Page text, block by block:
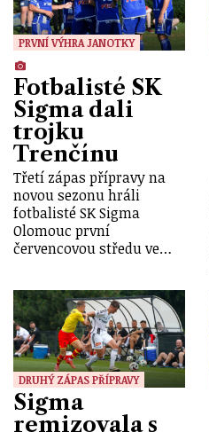
PRVNÍ VÝHRA JANOTKY
Fotbalisté SK
Sigma dali
trojku
Trenčínu
Třetí zápas přípravy na
novou sezonu hráli
fotbalisté SK Sigma
Olomouc první
červencovou středu ve…
DRUHÝ ZÁPAS PŘÍPRAVY
Sigma
remizovala s